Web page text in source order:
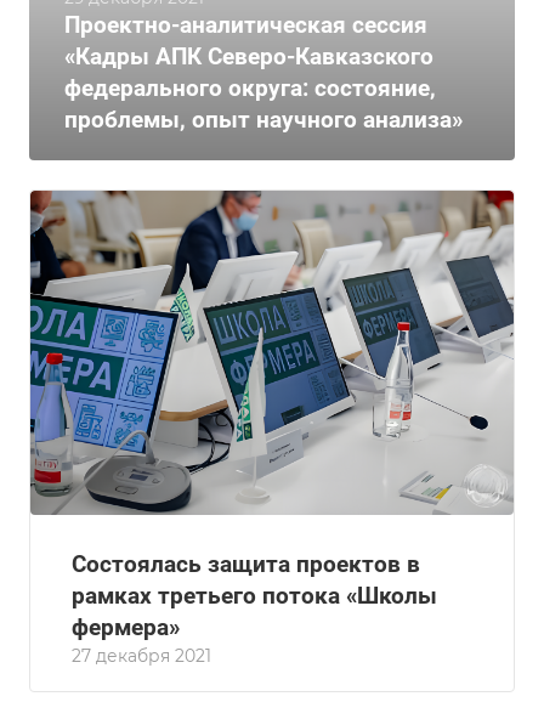
Проектно-аналитическая сессия
«Кадры АПК Северо-Кавказского
федерального округа: состояние,
проблемы, опыт научного анализа»
Состоялась защита проектов в
рамках третьего потока «Школы
фермера»
27 декабря 2021